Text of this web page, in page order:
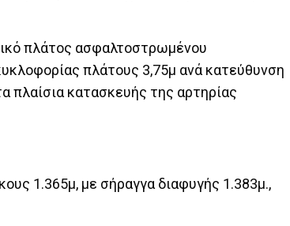
πλάτος ασφαλτοστρωμένου
πλάτους 3,75μ ανά κατεύθυνση
πλαίσια κατασκευής της αρτηρίας
1.365μ, με σήραγγα διαφυγής 1.383μ.,